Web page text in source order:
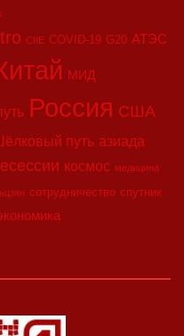
CIIE COVID-19 G20 АТЭС
МИД
Россия США
Шёлковый путь азиада
космос медицина
сотрудничество спутник